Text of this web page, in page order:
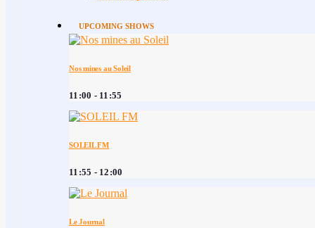
UPCOMING SHOWS
Nos mines au Soleil
11:00 - 11:55
SOLEIL FM
11:55 - 12:00
Le Journal